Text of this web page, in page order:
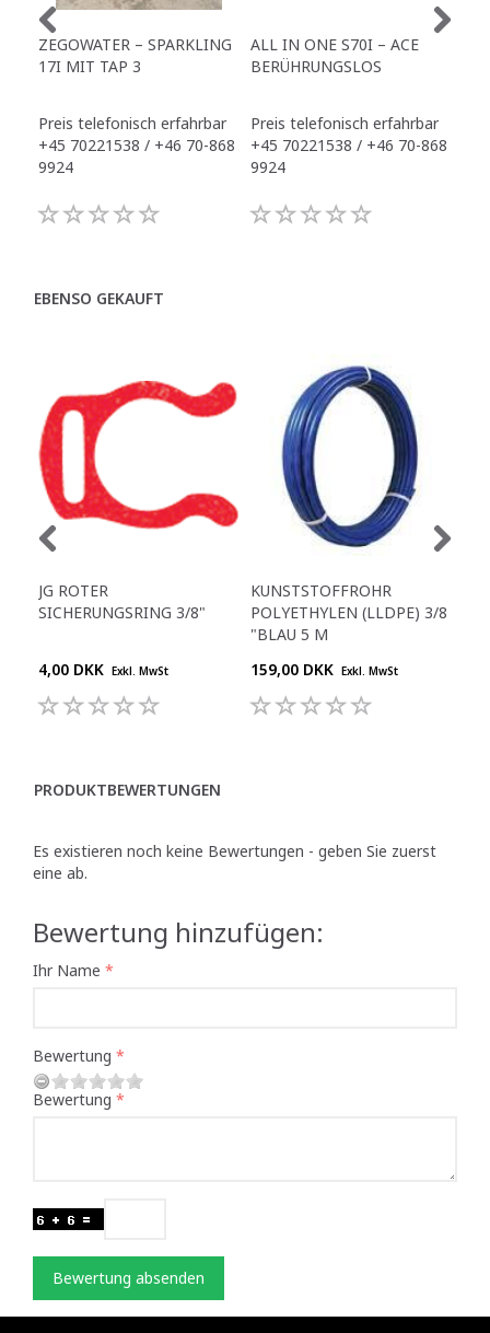
ZEGOWATER – SPARKLING
17I MIT TAP 3
Preis telefonisch erfahrbar
+45 70221538 / +46 70-868
9924
ALL IN ONE S70I – ACE
BERÜHRUNGSLOS
Preis telefonisch erfahrbar
+45 70221538 / +46 70-868
9924
EBENSO GEKAUFT
JG ROTER
SICHERUNGSRING 3/8"
4,00 DKK Exkl. MwSt
KUNSTSTOFFROHR
POLYETHYLEN (LLDPE) 3/8
"BLAU 5 M
159,00 DKK Exkl. MwSt
PRODUKTBEWERTUNGEN
Es existieren noch keine Bewertungen - geben Sie zuerst
eine ab.
Bewertung hinzufügen:
Ihr Name
Bewertung
Bewertung
Bewertung absenden